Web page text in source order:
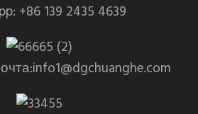
+86 139 2435 4639